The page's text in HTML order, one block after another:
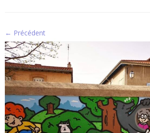
← Précédent